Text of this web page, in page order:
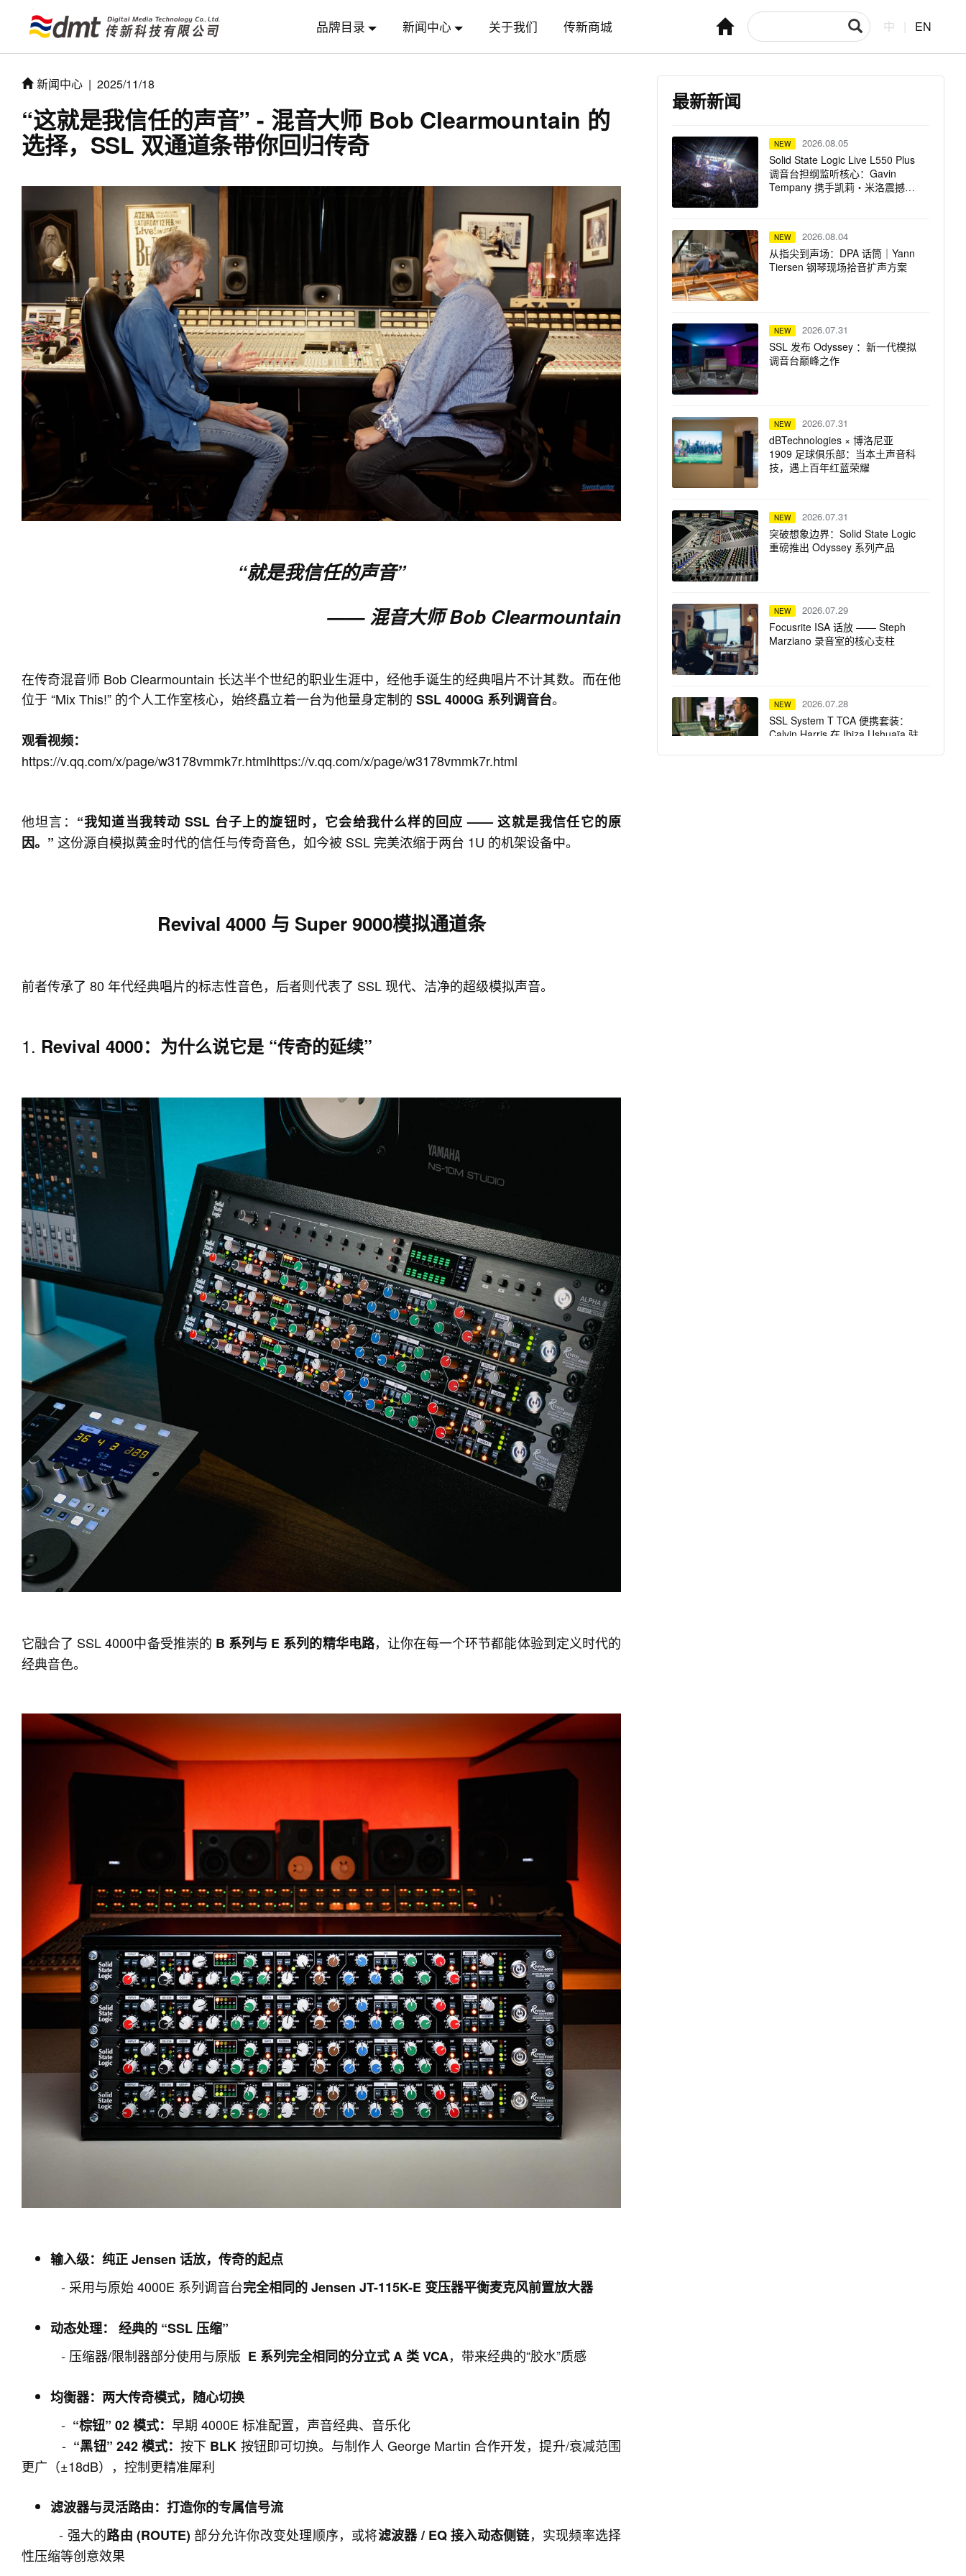
品牌目录 新闻中心 关于我们 传新商城 中 EN
新闻中心 | 2025/11/18
“这就是我信任的声音” - 混音大师 Bob Clearmountain 的
选择，SSL 双通道条带你回归传奇
“就是我信任的声音”
—— 混音大师 Bob Clearmountain
在传奇混音师 Bob Clearmountain 长达半个世纪的职业生涯中，经他手诞生的经典唱片不计其数。而在他
位于 “Mix This!” 的个人工作室核心，始终矗立着一台为他量身定制的 SSL 4000G 系列调音台。
观看视频：
https://v.qq.com/x/page/w3178vmmk7r.htmlhttps://v.qq.com/x/page/w3178vmmk7r.html
他坦言： “我知道当我转动 SSL 台子上的旋钮时，它会给我什么样的回应 —— 这就是我信任它的原
因。” 这份源自模拟黄金时代的信任与传奇音色，如今被 SSL 完美浓缩于两台 1U 的机架设备中。
Revival 4000 与 Super 9000模拟通道条
前者传承了 80 年代经典唱片的标志性音色，后者则代表了 SSL 现代、洁净的超级模拟声音。
1. Revival 4000：为什么说它是 “传奇的延续”
它融合了 SSL 4000中备受推崇的 B 系列与 E 系列的精华电路，让你在每一个环节都能体验到定义时代的
经典音色。
输入级：纯正 Jensen 话放，传奇的起点
- 采用与原始 4000E 系列调音台完全相同的 Jensen JT-115K-E 变压器平衡麦克风前置放大器
动态处理： 经典的 “SSL 压缩”
- 压缩器/限制器部分使用与原版 E 系列完全相同的分立式 A 类 VCA，带来经典的“胶水”质感
均衡器：两大传奇模式，随心切换
- “棕钮” 02 模式： 早期 4000E 标准配置，声音经典、音乐化
- “黑钮” 242 模式：按下 BLK 按钮即可切换。与制作人 George Martin 合作开发，提升/衰减范围
更广（±18dB），控制更精准犀利
滤波器与灵活路由：打造你的专属信号流
- 强大的路由 (ROUTE) 部分允许你改变处理顺序，或将滤波器 / EQ 接入动态侧链，实现频率选择
性压缩等创意效果
最新新闻
NEW 2026.08.05
Solid State Logic Live L550 Plus
调音台担纲监听核心：Gavin
Tempany 携手凯莉・米洛震撼巡
NEW 2026.08.04
从指尖到声场：DPA 话筒｜Yann
Tiersen 钢琴现场拾音扩声方案
NEW 2026.07.31
SSL 发布 Odyssey ：新一代模拟
调音台巅峰之作
NEW 2026.07.31
dBTechnologies × 博洛尼亚
1909 足球俱乐部：当本土声音科
技，遇上百年红蓝荣耀
NEW 2026.07.31
突破想象边界：Solid State Logic
重磅推出 Odyssey 系列产品
NEW 2026.07.29
Focusrite ISA 话放 —— Steph
Marziano 录音室的核心支柱
NEW 2026.07.28
SSL System T TCA 便携套装：
Calvin Harris 在 Ibiza Ushuaïa 驻